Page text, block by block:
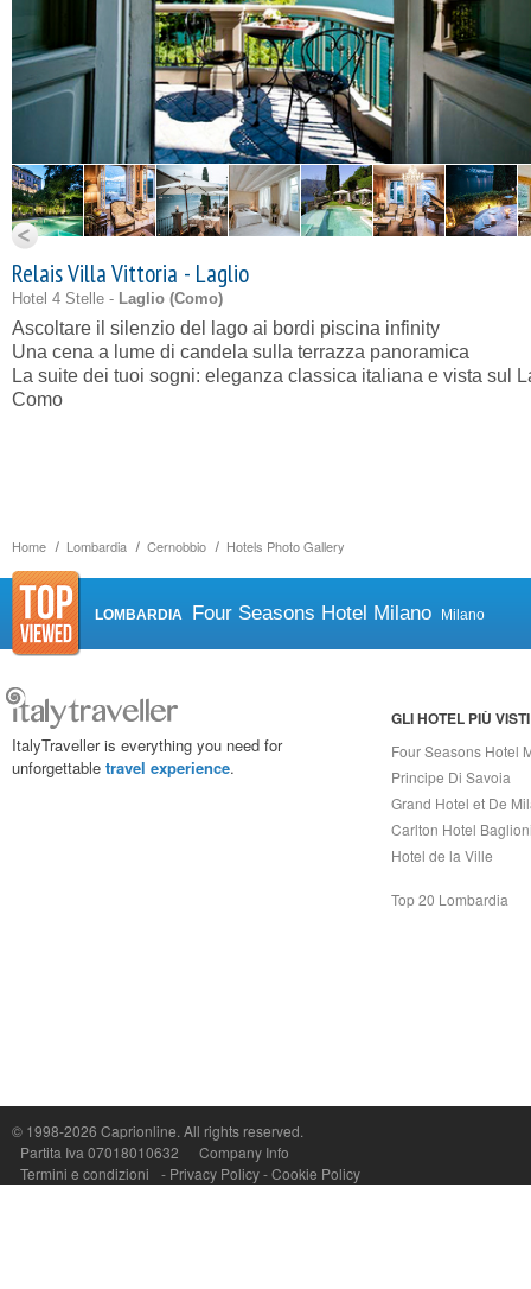
Home Lombardia Cernobbio Hotels Photo Gallery
Relais Villa Vittoria - Laglio
Hotel 4 Stelle - Laglio (Como)
Ascoltare il silenzio del lago ai bordi piscina infinity
Una cena a lume di candela sulla terrazza panoramica
La suite dei tuoi sogni: eleganza classica italiana e vista sul
Como
LOMBARDIA Four Seasons Hotel Milano Milano
ItalyTraveller is everything you need for
unforgettable travel experience.
GLI HOTEL PIÙ VISTI
Four Seasons Hotel
Principe Di Savoia
Grand Hotel et De
Carlton Hotel
Hotel de la Ville
Top 20 Lombardia
© 1998-2026 Caprionline. All rights reserved.
Partita Iva 07018010632
Company Info
Termini e condizioni
- Privacy Policy-Cookie Policy
Capri On Line Srl, Via Le Botteghe 10a - 80073 CAPRI (NA) Italy
P.Iva, C.F. e n.Reg.Imprese Napoli: 07018010632 - Rea n.557643